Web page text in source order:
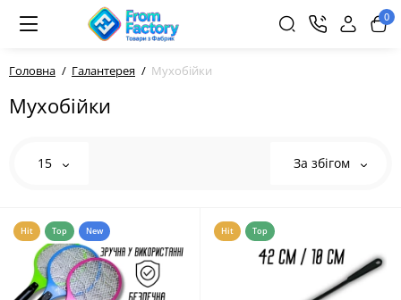
0
Головна Галантерея Мухобійки
Мухобійки
15 За збігом
Hit Top New Hit Top